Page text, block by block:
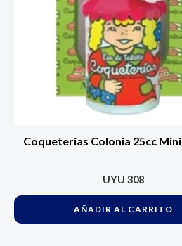
Coqueterias Colonia 25cc Mini
UYU 308
AÑADIR AL CARRITO